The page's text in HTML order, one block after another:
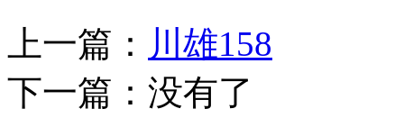
上一篇： 川雄158
下一篇： 没有了